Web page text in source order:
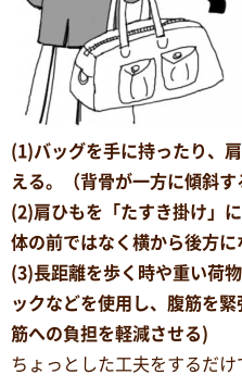
(1)バッグを手に持ったり、
える。（背骨が一方に傾斜す
(2)肩ひもを「たすき掛け」
体の前ではなく横から後方に
(3)長距離を歩く時や重い荷
ックなどを使用し、腹筋を
筋への負担を軽減させる)
ちょっとした工夫をするだけ